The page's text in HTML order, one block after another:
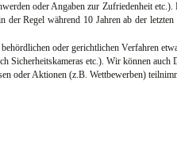
oder Angaben zur Zufriedenheit
Regel während 10 Jahren ab der
oder gerichtlichen Verfahren
Sicherheitskameras etc.). Wir können
oder Aktionen (z.B. Wettbewerben)